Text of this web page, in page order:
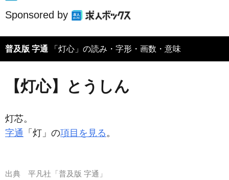
Sponsored by
普及版 字通 「灯心」の読み・字形・画数・意味
【灯心】とうしん
灯芯。
字通 「灯」の項目を見る。
出典 平凡社「普及版 字通」